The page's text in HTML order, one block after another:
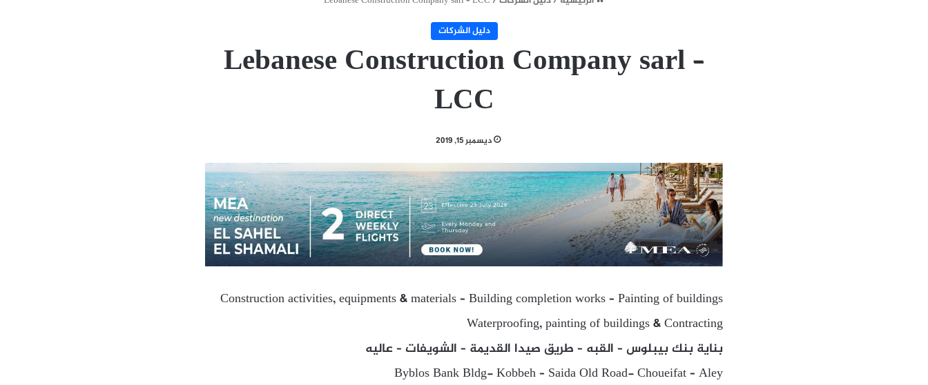
دليل الشركات
Lebanese Construction Company sarl –
LCC
ديسمبر 15, 2019
Construction activities, equipments & materials – Building completion works – Painting of buildings
Waterproofing, painting of buildings & Contracting
بناية بنك بيبلوس – القبه – طريق صيدا القديمة – الشويفات – عاليه
Byblos Bank Bldg- Kobbeh – Saida Old Road- Choueifat – Aley